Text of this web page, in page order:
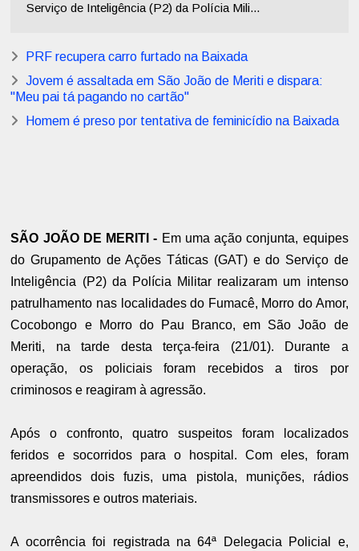
Serviço de Inteligência (P2) da Polícia Mili...
PRF recupera carro furtado na Baixada
Jovem é assaltada em São João de Meriti e dispara:
"Meu pai tá pagando no cartão"
Homem é preso por tentativa de feminicídio na Baixada
SÃO JOÃO DE MERITI - Em uma ação conjunta, equipes
do Grupamento de Ações Táticas (GAT) e do Serviço de
Inteligência (P2) da Polícia Militar realizaram um intenso
patrulhamento nas localidades do Fumacê, Morro do Amor,
Cocobongo e Morro do Pau Branco, em São João de
Meriti, na tarde desta terça-feira (21/01). Durante a
operação, os policiais foram recebidos a tiros por
criminosos e reagiram à agressão.
Após o confronto, quatro suspeitos foram localizados
feridos e socorridos para o hospital. Com eles, foram
apreendidos dois fuzis, uma pistola, munições, rádios
transmissores e outros materiais.
A ocorrência foi registrada na 64ª Delegacia Policial e,